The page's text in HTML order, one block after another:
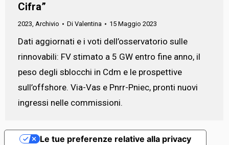
Cifra”
2023, Archivio Di Valentina 15 Maggio 2023
Dati aggiornati e i voti dell’osservatorio sulle
rinnovabili: FV stimato a 5 GW entro fine anno, il
peso degli sblocchi in Cdm e le prospettive
sull’offshore. Via-Vas e Pnrr-Pniec, pronti nuovi
ingressi nelle commissioni.
Le tue preferenze relative alla privacy